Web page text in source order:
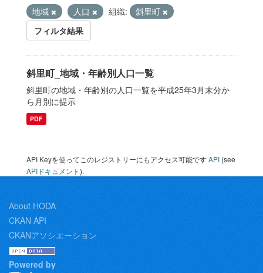
地域
人口 組織:
斜里町
フィルタ結果
斜里町_地域・年齢別人口一覧
斜里町の地域・年齢別の人口一覧を平成25年3月末分か
ら月別に提示
PDF
API Keyを使ってこのレジストリーにもアクセス可能ですAPI (see
APIドキュメント).
About HODA
CKAN API
CKANアソシエーション
Powered by